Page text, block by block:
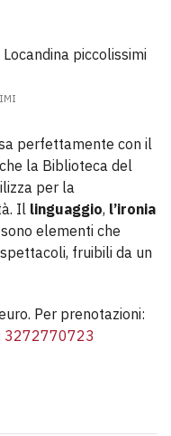
perfettamente con il
la Biblioteca del
per la
Il linguaggio, l’ironia
elementi che
fruibili da un
Per prenotazioni:
3272770723